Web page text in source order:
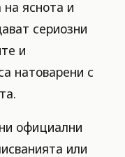
яснота и
сериозни
и
натоварени с
официални
или